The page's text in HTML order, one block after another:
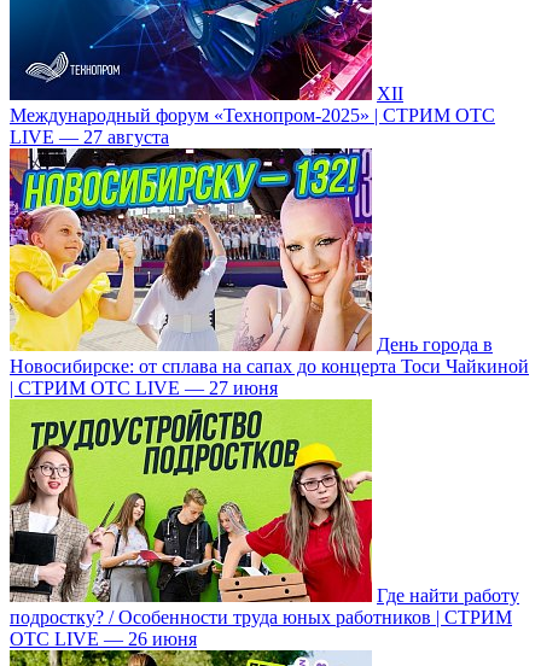
XII
Международный форум «Технопром-2025» | СТРИМ ОТС
LIVE — 27 августа
День города в
Новосибирске: от сплава на сапах до концерта Тоси Чайкиной
| СТРИМ ОТС LIVE — 27 июня
Где найти работу
подростку? / Особенности труда юных работников | СТРИМ
ОТС LIVE — 26 июня